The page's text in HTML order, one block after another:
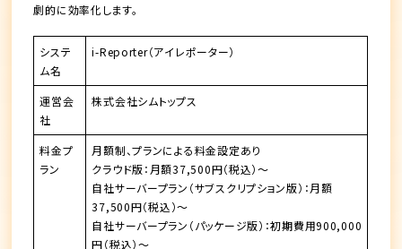
劇的に効率化します。
システ
ム名
i-Reporter（アイレポーター）
運営会
社
株式会社シムトップス
料金プ
ラン
月額制、プランによる料金設定あり
クラウド版：月額37,500円（税込）～
自社サーバープラン（サブスクリプション版）：月額
37,500円（税込）～
自社サーバープラン（パッケージ版）：初期費用900,000
円（税込）～